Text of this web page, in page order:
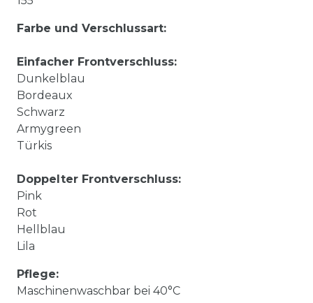
Farbe und Verschlussart:
Einfacher Frontverschluss:
Dunkelblau
Bordeaux
Schwarz
Armygreen
Türkis
Doppelter Frontverschluss:
Pink
Rot
Hellblau
Lila
Pflege:
Maschinenwaschbar bei 40°C